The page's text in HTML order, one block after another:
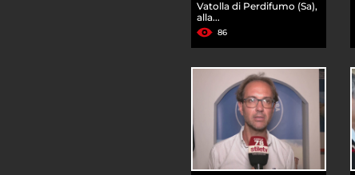
Vatolla di Perdifumo (Sa),
alla...
86